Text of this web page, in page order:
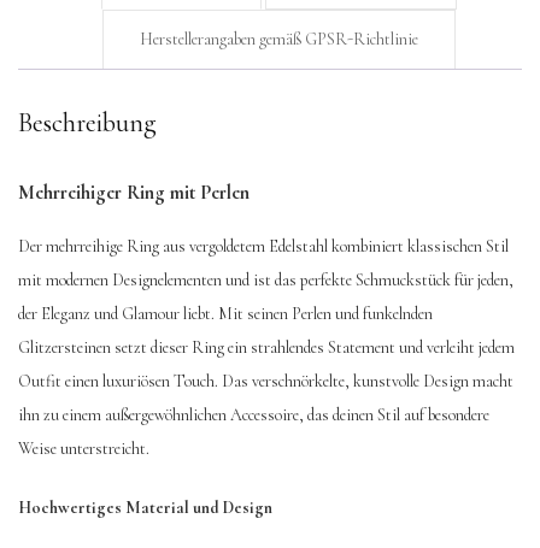
Herstellerangaben gemäß GPSR-Richtlinie
Beschreibung
Mehrreihiger Ring mit Perlen
Der mehrreihige Ring aus vergoldetem Edelstahl kombiniert klassischen Stil
mit modernen Designelementen und ist das perfekte Schmuckstück für jeden,
der Eleganz und Glamour liebt. Mit seinen Perlen und funkelnden
Glitzersteinen setzt dieser Ring ein strahlendes Statement und verleiht jedem
Outfit einen luxuriösen Touch. Das verschnörkelte, kunstvolle Design macht
ihn zu einem außergewöhnlichen Accessoire, das deinen Stil auf besondere
Weise unterstreicht.
Hochwertiges Material und Design